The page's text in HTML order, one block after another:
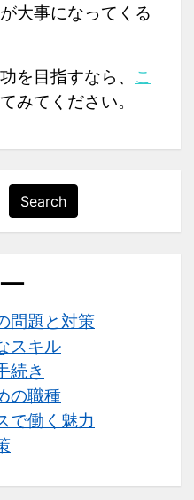
大事になってくる
を目指すなら、 こ
みてください。
Search
問題と対策
スキル
続き
の職種
で働く魅力